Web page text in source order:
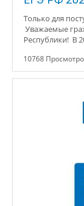
Только для
Уважаемые
Республики! В
10768